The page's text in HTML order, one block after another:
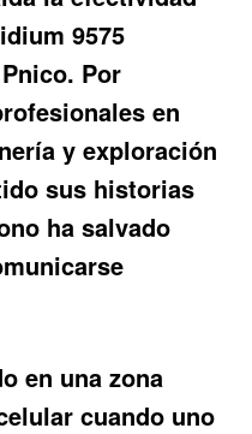
9575
. Por
en
y exploración
sus historias
ha salvado
en una zona
cuando uno